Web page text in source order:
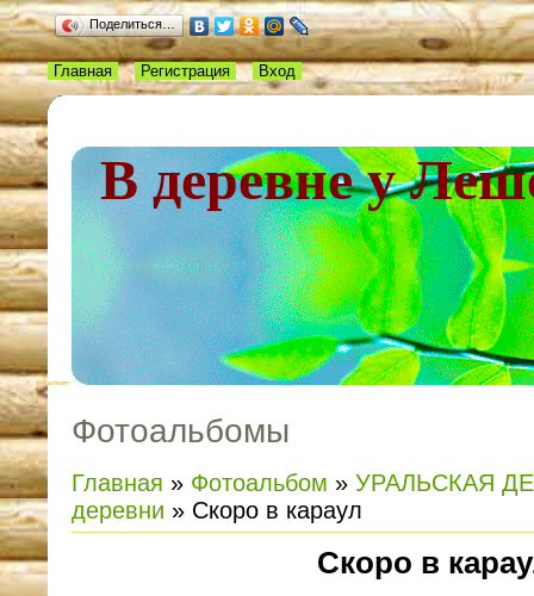
Поделиться…
В деревне у
Главная Регистрация Вход
Фотоальбомы
Главная » Фотоальбом » УРАЛЬСКАЯ
деревни » Скоро в караул
Скоро в